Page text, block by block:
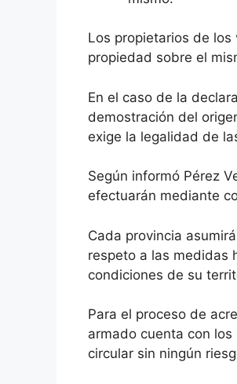
Los propietarios de
propiedad sobre el
En el caso de la
demostración del
exige la legalidad de
Según informó Pérez
efectuarán mediante
Cada provincia
respeto a las medidas
condiciones de su
Para el proceso de
armado cuenta con
circular sin ningún